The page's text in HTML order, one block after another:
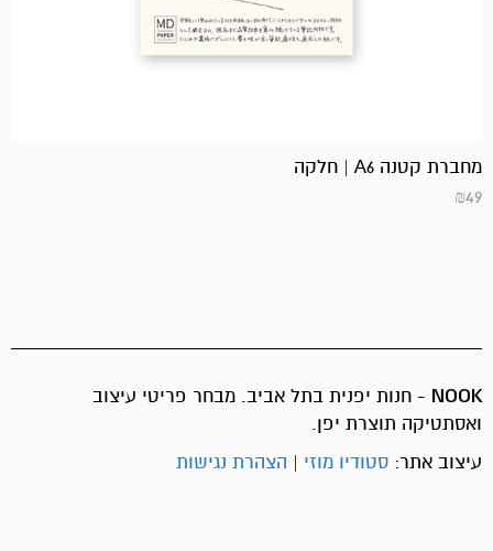
מחברת קטנה A6 | חלקה
₪49
NOOK - חנות יפנית בתל אביב. מבחר פריטי עיצוב
ואסתטיקה תוצרת יפן.
עיצוב אתר: סטודיו מוזי | הצהרת נגישות